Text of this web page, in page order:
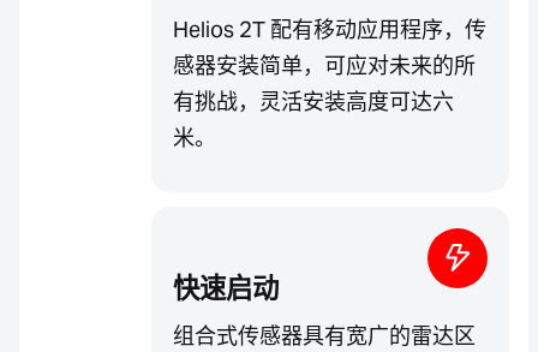
Helios 2T 配有移动应用程序，传
感器安装简单，可应对未来的所
有挑战，灵活安装高度可达六
米。
快速启动
组合式传感器具有宽广的雷达区